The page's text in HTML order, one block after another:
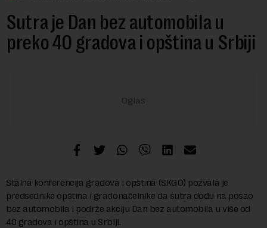
Sutra je Dan bez automobila u
preko 40 gradova i opština u Srbiji
Stalna konferencija gradova i opština (SKGO) pozvala je
predsednike opština i gradonačelnike da sutra dođu na posao
bez automobila i podrže akciju Dan bez automobila u više od
40 gradova i opština u Srbiji.